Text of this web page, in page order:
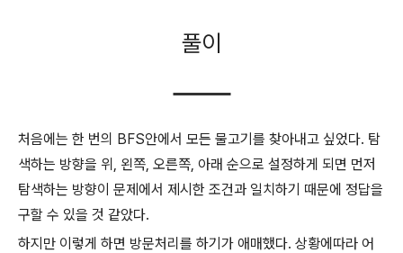
풀이
처음에는 한 번의 BFS안에서 모든 물고기를 찾아내고 싶었다. 탐
색하는 방향을 위, 왼쪽, 오른쪽, 아래 순으로 설정하게 되면 먼저
탐색하는 방향이 문제에서 제시한 조건과 일치하기 때문에 정답을
구할 수 있을 것 같았다.
하지만 이렇게 하면 방문처리를 하기가 애매했다. 상황에따라 어